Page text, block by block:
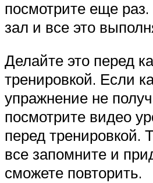
посмотрите еще
зал и все это
Делайте это перед
тренировкой. Если
упражнение не
посмотрите видео
перед тренировкой.
все запомните и
сможете повторить.